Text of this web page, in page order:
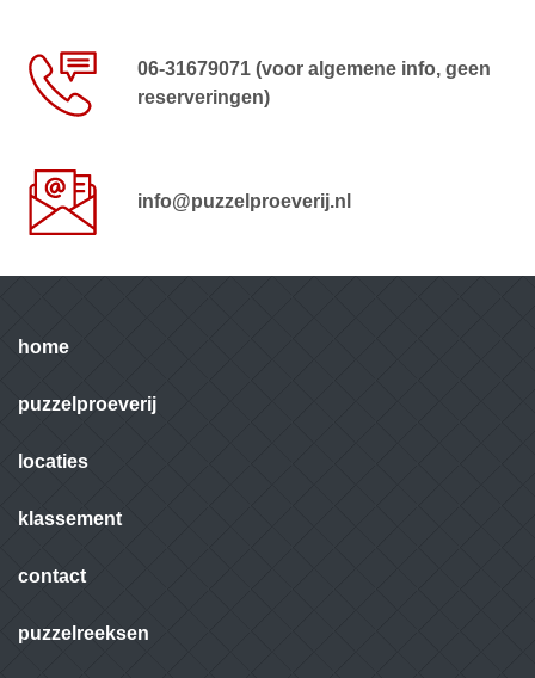
06-31679071 (voor algemene info, geen
reserveringen)
info@puzzelproeverij.nl
home
puzzelproeverij
locaties
klassement
contact
puzzelreeksen